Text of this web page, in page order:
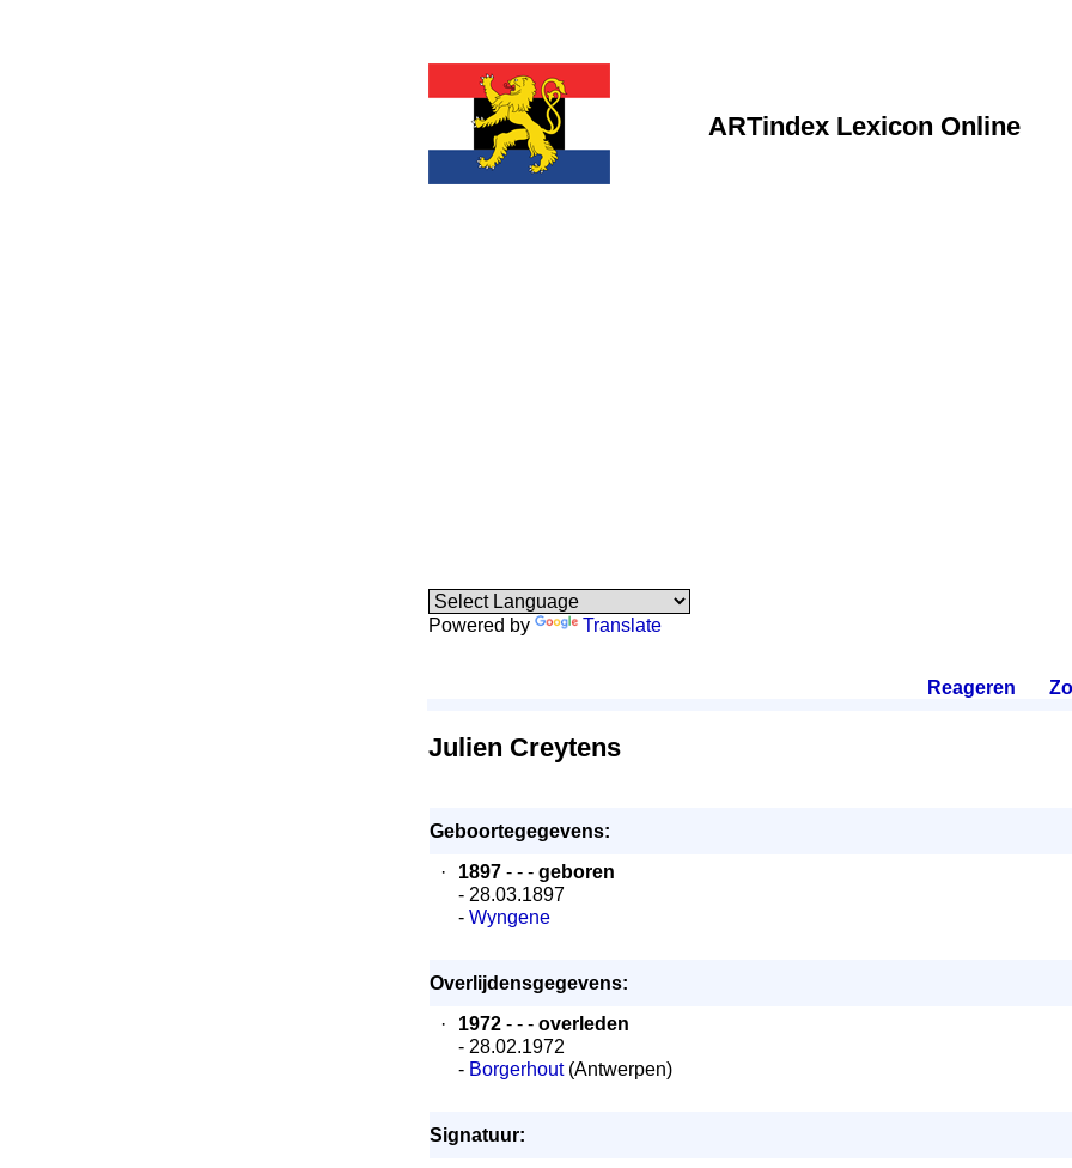
ARTindex Lexicon Online
Powered by Translate
Reageren
Julien Creytens
Geboortegegevens:
·
1897- - - geboren
- 28.03.1897
- Wyngene
Overlijdensgegevens:
·
1972- - - overleden
- 28.02.1972
- Borgerhout(Antwerpen)
Signatuur: